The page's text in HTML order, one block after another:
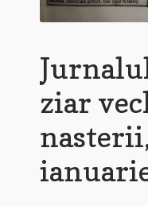
ziar